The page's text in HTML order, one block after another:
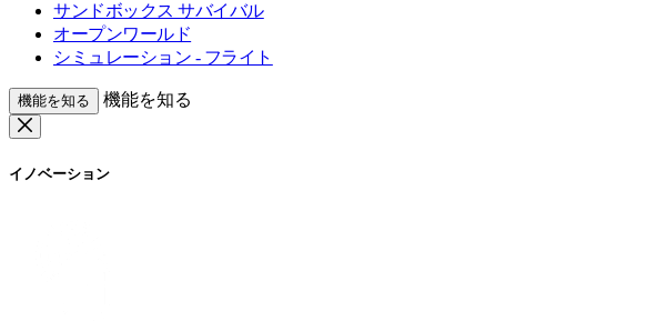
サンドボックス サバイバル
オープンワールド
シミュレーション - フライト
機能を知る 機能を知る
イノベーション